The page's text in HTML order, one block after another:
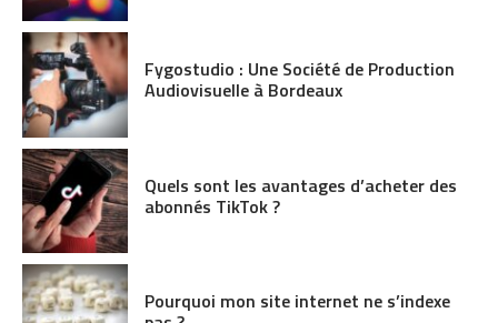
Fygostudio : Une Société de Production
Audiovisuelle à Bordeaux
Quels sont les avantages d’acheter des
abonnés TikTok ?
Pourquoi mon site internet ne s’indexe